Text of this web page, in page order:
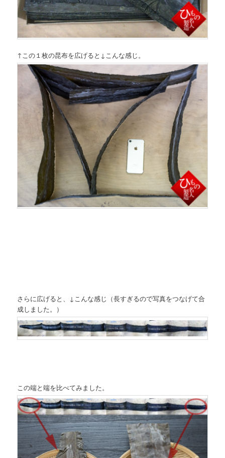
↑この１枚の昆布を広げると↓こんな感じ。
さらに広げると、↓こんな感じ（長すぎるので写真をつなげて合
成しました。）
この端と端を比べてみました。